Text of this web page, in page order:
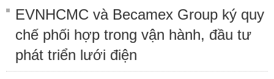
EVNHCMC và Becamex Group ký quy
chế phối hợp trong vận hành, đầu tư
phát triển lưới điện